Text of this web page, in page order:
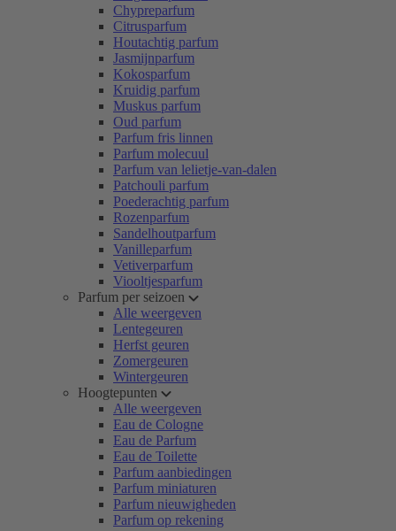
Chypreparfum
Citrusparfum
Houtachtig parfum
Jasmijnparfum
Kokosparfum
Kruidig parfum
Muskus parfum
Oud parfum
Parfum fris linnen
Parfum molecuul
Parfum van lelietje-van-dalen
Patchouli parfum
Poederachtig parfum
Rozenparfum
Sandelhoutparfum
Vanilleparfum
Vetiverparfum
Viooltjesparfum
Parfum per seizoen
Alle weergeven
Lentegeuren
Herfst geuren
Zomergeuren
Wintergeuren
Hoogtepunten
Alle weergeven
Eau de Cologne
Eau de Parfum
Eau de Toilette
Parfum aanbiedingen
Parfum miniaturen
Parfum nieuwigheden
Parfum op rekening